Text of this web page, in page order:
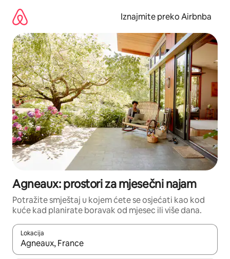
sadržaj
Iznajmite preko Airbnba
Agneaux: prostori za mjesečni najam
Potražite smještaj u kojem ćete se osjećati kao kod
kuće kad planirate boravak od mjesec ili više dana.
Lokacija
Kada budu dostupni rezultati, moći ćete ih pregledati